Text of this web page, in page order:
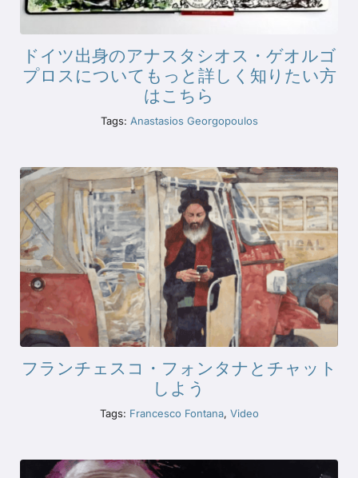
ドイツ出身のアナスタシオス・ゲオルゴ
プロスについてもっと詳しく知りたい方
はこちら
Tags: Anastasios Georgopoulos
フランチェスコ・フォンタナとチャット
しよう
Tags: Francesco Fontana, Video